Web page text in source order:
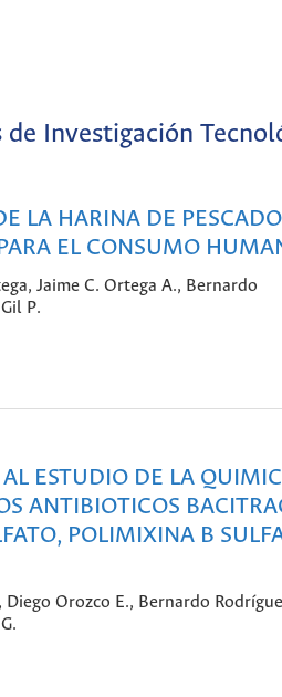
Investigación
LA HARINA DE
EL CONSUMO
Jaime C. Ortega A., Bernardo
P.
ESTUDIO DE LA
ANTIBIOTICOS
POLIMIXINA B
Orozco E., Bernardo